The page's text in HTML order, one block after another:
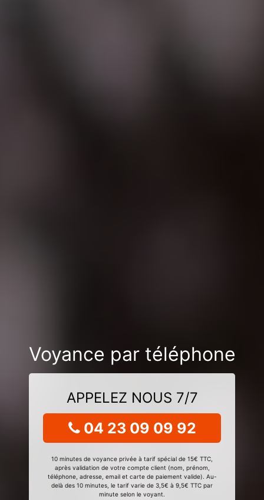
Voyance par téléphone
APPELEZ NOUS 7/7
04 23 09 09 92
10 minutes de voyance privée à tarif spécial de 15€ TTC,
après validation de votre compte client (nom, prénom,
téléphone, adresse, email et carte de paiement valide). Au-
delà des 10 minutes, le tarif varie de 3,5€ à 9,5€ TTC par
minute selon le voyant.